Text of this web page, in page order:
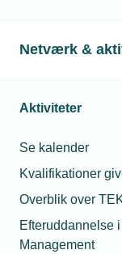
Netværk &
Aktiviteter
Se kalender
Kvalifikationer
Overblik over
Efteruddannelse
Management